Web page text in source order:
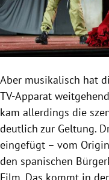
Aber musikalisch hat
TV-Apparat
kam allerdings die
deutlich zur Geltung.
eingefügt – vom
den spanischen